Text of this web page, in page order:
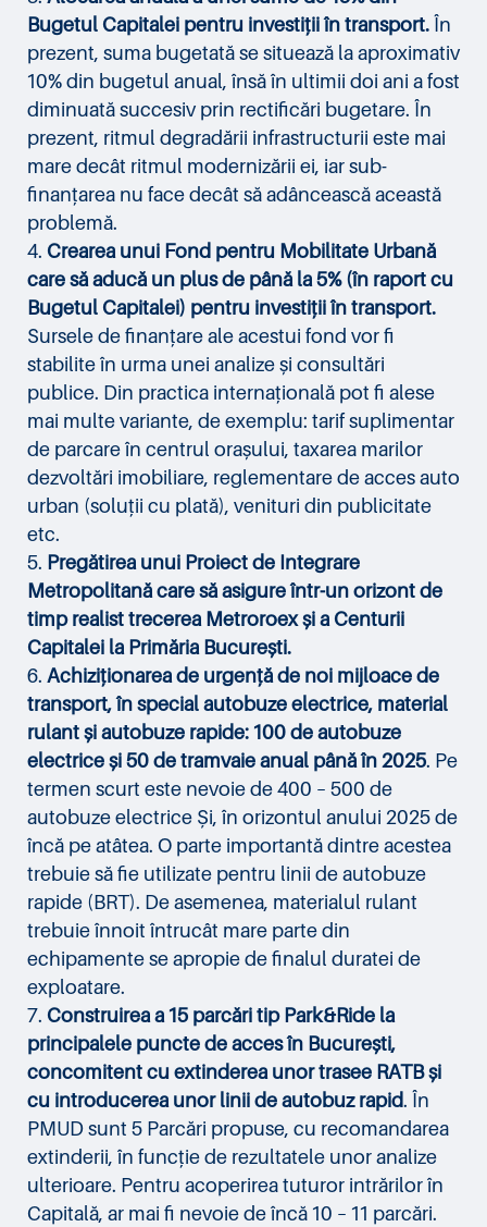
Bugetul Capitalei pentru investiții în transport.În
prezent, suma bugetată se situează la aproximativ
10% din bugetul anual, însă în ultimii doi ani a fost
diminuată succesiv prin rectificări bugetare. În
prezent, ritmul degradării infrastructurii este mai
mare decât ritmul modernizării ei, iar sub-
finanțarea nu face decât să adâncească această
problemă.
Crearea unui Fond pentru Mobilitate Urbană
care să aducă un plus de până la 5% (în raport cu
Bugetul Capitalei) pentru investiții în transport.
Sursele de finanțare ale acestui fond vor fi
stabilite în urma unei analize și consultări
publice. Din practica internațională pot fi alese
mai multe variante, de exemplu: tarif suplimentar
de parcare în centrul orașului, taxarea marilor
dezvoltări imobiliare, reglementare de acces auto
urban (soluții cu plată), venituri din publicitate
etc.
Pregătirea unui Proiect de Integrare
Metropolitană care să asigure într-un orizont de
timp realist trecerea Metroroex și a Centurii
Capitalei la Primăria București.
Achiziționarea de urgență de noi mijloace de
transport, în special autobuze electrice, material
rulant și autobuze rapide: 100 de autobuze
electrice și 50 de tramvaie anual până în 2025. Pe
termen scurt este nevoie de 400 – 500 de
autobuze electrice Și, în orizontul anului 2025 de
încă pe atâtea. O parte importantă dintre acestea
trebuie să fie utilizate pentru linii de autobuze
rapide (BRT). De asemenea, materialul rulant
trebuie înnoit întrucât mare parte din
echipamente se apropie de finalul duratei de
exploatare.
Construirea a 15 parcări tip Park&Ride la
principalele puncte de acces în București,
concomitent cu extinderea unor trasee RATB și
cu introducerea unor linii de autobuz rapid. În
PMUD sunt 5 Parcări propuse, cu recomandarea
extinderii, în funcție de rezultatele unor analize
ulterioare. Pentru acoperirea tuturor intrărilor în
Capitală, ar mai fi nevoie de încă 10 – 11 parcări.